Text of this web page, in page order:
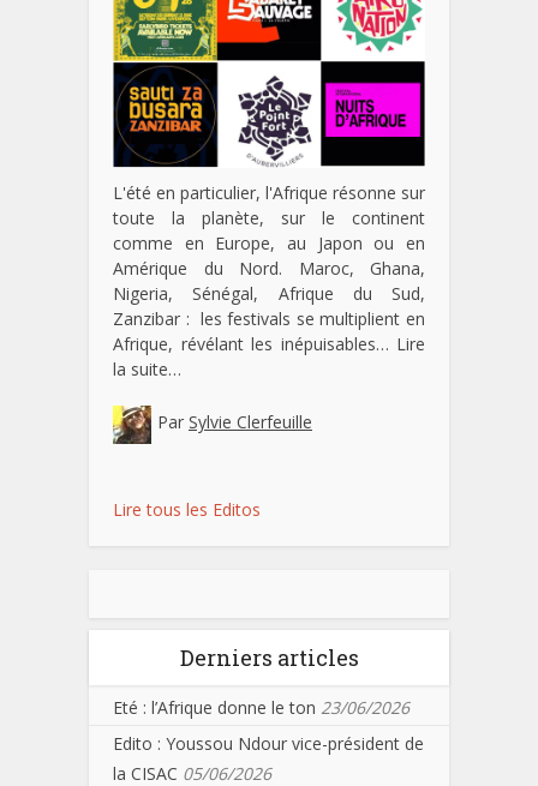
L'été en particulier, l'Afrique résonne sur
toute la planète, sur le continent
comme en Europe, au Japon ou en
Amérique du Nord. Maroc, Ghana,
Nigeria, Sénégal, Afrique du Sud,
Zanzibar : les festivals se multiplient en
Afrique, révélant les inépuisables… Lire
la suite…
Par Sylvie Clerfeuille
Lire tous les Editos
Derniers articles
Eté : l’Afrique donne le ton 23/06/2026
Edito : Youssou Ndour vice-président de
la CISAC 05/06/2026